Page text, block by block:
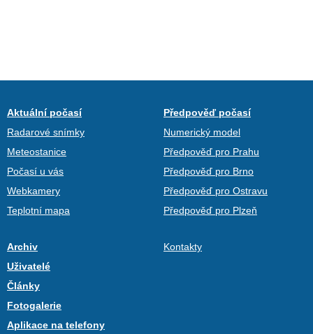
Aktuální počasí
Radarové snímky
Meteostanice
Počasí u vás
Webkamery
Teplotní mapa
Předpověď počasí
Numerický model
Předpověď pro Prahu
Předpověď pro Brno
Předpověď pro Ostravu
Předpověď pro Plzeň
Archiv
Uživatelé
Články
Fotogalerie
Aplikace na telefony
Kontakty